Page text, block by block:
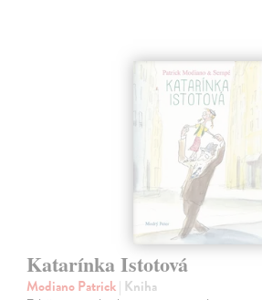
Katarínka Istotová
Modiano Patrick| Kniha